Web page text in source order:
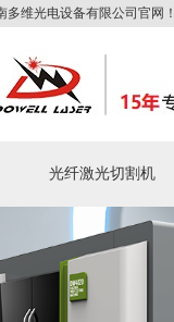
多维光电设备有限公司官网！
光纤激光切割机